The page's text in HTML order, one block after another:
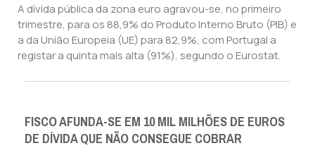
A dívida pública da zona euro agravou-se, no primeiro
trimestre, para os 88,9% do Produto Interno Bruto (PIB) e
a da União Europeia (UE) para 82,9%, com Portugal a
registar a quinta mais alta (91%), segundo o Eurostat.
FISCO AFUNDA-SE EM 10 MIL MILHÕES DE EUROS
DE DÍVIDA QUE NÃO CONSEGUE COBRAR